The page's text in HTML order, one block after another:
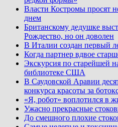
Власти Костромы просят
днем
Британскому дедушке
Рождество, но он доволен
В Италии создан первый
Когда партнер вдвое
Экскурсия по старейшей
библиотеке США
В Саудовской Аравии
конкурса красоты за
«Я, робот» воплотился в
Ужасно прекрасные
До смешного плохие